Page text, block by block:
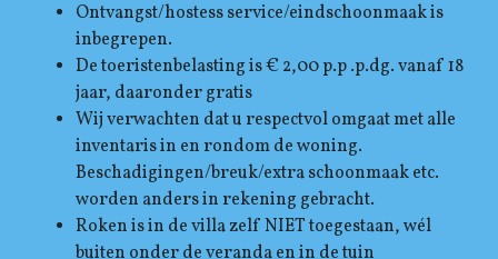
Ontvangst/hostess service/eindschoonmaak is
inbegrepen.
De toeristenbelasting is € 2,00 p.p .p.dg. vanaf 18
jaar, daaronder gratis
Wij verwachten dat u respectvol omgaat met alle
inventaris in en rondom de woning.
Beschadigingen/breuk/extra schoonmaak etc.
worden anders in rekening gebracht.
Roken is in de villa zelf NIET toegestaan, wél
buiten onder de veranda en in de tuin